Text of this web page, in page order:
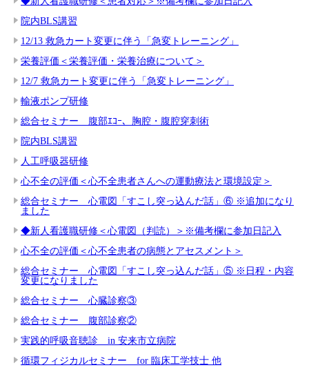
院内BLS講習
12/13 救急カート変更に伴う「急変トレーニング」
栄養評価＜栄養評価・栄養治療について＞
12/7 救急カート変更に伴う「急変トレーニング」
輸液ポンプ研修
総合セミナー 腹部ｴｺｰ、胸腔・腹腔穿刺術
院内BLS講習
人工呼吸器研修
心不全の評価＜心不全患者さんへの運動療法と環境設定＞
総合セミナー 心電図「すこし突っ込んだ話」⑥ ※追加になり
ました
◆新人看護職研修＜心電図（判読）＞※備考欄に参加日記入
心不全の評価＜心不全患者の病態とアセスメント＞
総合セミナー 心電図「すこし突っ込んだ話」⑤ ※日程・内容
変更になりました
総合セミナー 心臓診察③
総合セミナー 腹部診察②
実践的呼吸音聴診 in 安来市立病院
循環フィジカルセミナー for 臨床工学技士 他